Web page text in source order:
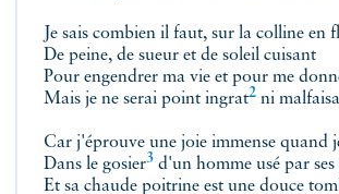
Je sais combien il faut, sur la colline en
De peine, de sueur et de soleil cuisant
Pour engendrer ma vie et pour me
Mais je ne serai point ingrat2 ni
Car j'éprouve une joie immense quand
Dans le gosier3 d'un homme usé par
Et sa chaude poitrine est une douce